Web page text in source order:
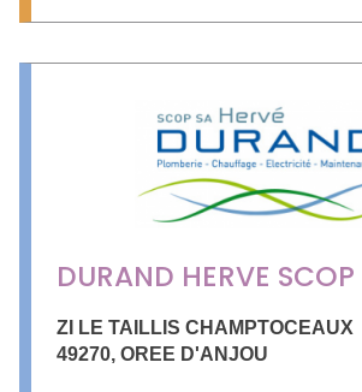
DURAND HERVE SCOP
ZI LE TAILLIS CHAMPTOCEAUX
49270, OREE D'ANJOU